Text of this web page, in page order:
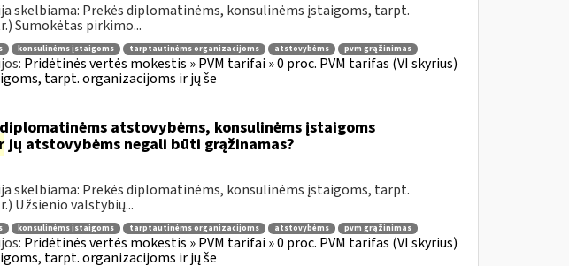
skelbiama: Prekės diplomatinėms, konsulinėms įstaigoms, tarpt.
Sumokėtas pirkimo...
konsulinėms įstaigoms tarptautinėms organizacijoms atstovybėms
pvm grąžinimas
Pridėtinės vertės mokestis » PVM tarifai » 0 proc. PVM tarifas (VI skyrius)
tarpt. organizacijoms ir jų še
atstovybėms, konsulinėms įstaigoms
jų atstovybėms negali būti grąžinamas?
skelbiama: Prekės diplomatinėms, konsulinėms įstaigoms, tarpt.
Užsienio valstybių...
konsulinėms įstaigoms tarptautinėms organizacijoms atstovybėms
pvm grąžinimas
Pridėtinės vertės mokestis » PVM tarifai » 0 proc. PVM tarifas (VI skyrius)
tarpt. organizacijoms ir jų še